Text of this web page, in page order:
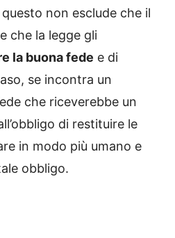
non esclude che il
che la legge gli
la buona fede e di
se incontra un
che riceverebbe un
di restituire le
in modo più umano e
obbligo.